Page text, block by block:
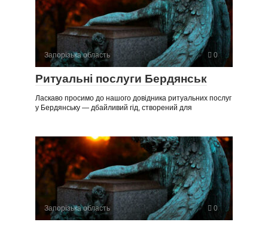
Запорізька область 0
Ритуальні послуги Бердянськ
Ласкаво просимо до нашого довідника ритуальних послуг
у Бердянську — дбайливий гід, створений для
Запорізька область 0